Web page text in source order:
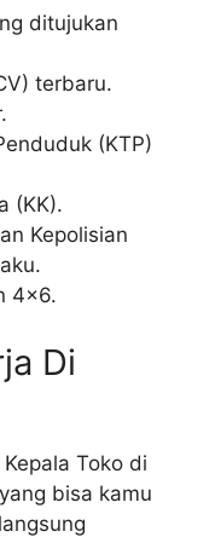
ditujukan
terbaru.
(KTP)
(KK).
Kepolisian
4×6.
Di
Toko di
bisa kamu